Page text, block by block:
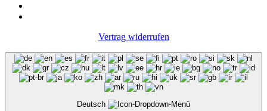
Vertrag widerrufen
Deutsch